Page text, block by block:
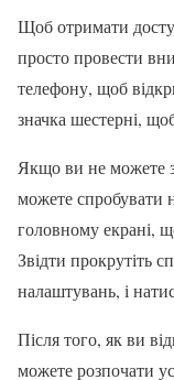
Щоб отримати
просто провести
телефону, щоб
значка шестерні,
Якщо ви не можете
можете спробувати
головному екрані,
Звідти прокрутіть
налаштувань, і
Після того, як ви
можете розпочати